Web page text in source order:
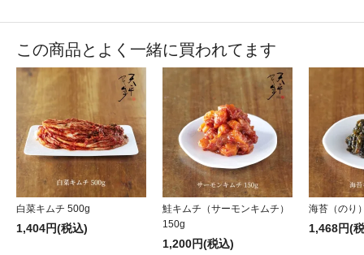
この商品とよく一緒に買われてます
白菜キムチ 500g
1,404円(税込)
鮭キムチ（サーモンキムチ）
150g
1,200円(税込)
海苔（のり
1,468円(